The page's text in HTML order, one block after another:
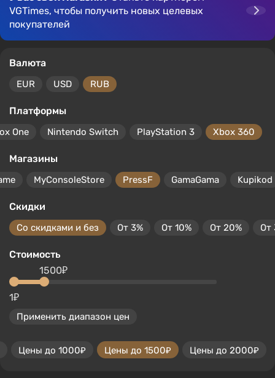
VGTimes, чтобы получить новых целевых
покупателей
Валюта
EUR USD RUB
Платформы
One Nintendo Switch PlayStation 3 Xbox 360
Магазины
MyConsoleStore PressF GamaGama Kupikod
Скидки
Со скидками и без От 3% От 10% От 20% От
Стоимость
1₽
1500₽
Применить диапазон цен
Цены до 1000₽ Цены до 1500₽ Цены до 2000₽